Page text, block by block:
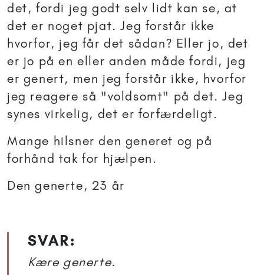
det, fordi jeg godt selv lidt kan se, at
det er noget pjat. Jeg forstår ikke
hvorfor, jeg får det sådan? Eller jo, det
er jo på en eller anden måde fordi, jeg
er genert, men jeg forstår ikke, hvorfor
jeg reagere så "voldsomt" på det. Jeg
synes virkelig, det er forfærdeligt.
Mange hilsner den generet og på
forhånd tak for hjælpen.
Den generte, 23 år
SVAR:
Kære generte.